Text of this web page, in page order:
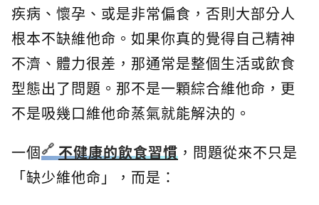
疾病、懷孕、或是非常偏食，否則大部分人
根本不缺維他命。如果你真的覺得自己精神
不濟、體力很差，那通常是整個生活或飲食
型態出了問題。那不是一顆綜合維他命，更
不是吸幾口維他命蒸氣就能解決的。
一個
不健康的飲食習慣 ，問題從來不只是
「缺少維他命」，而是：